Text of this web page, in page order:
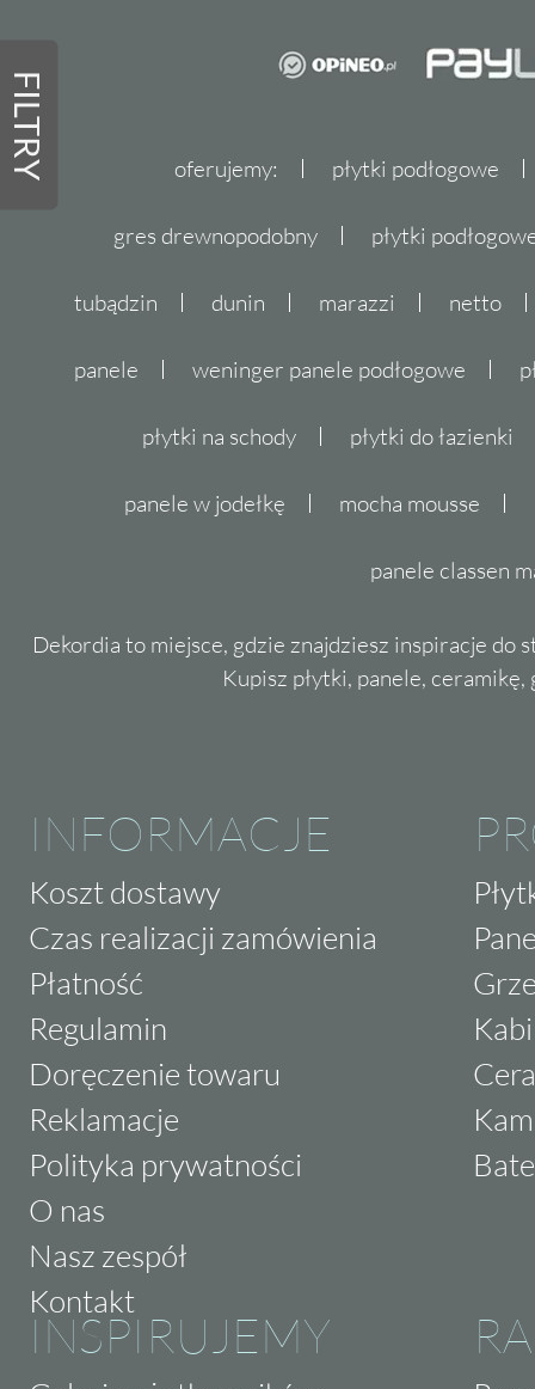
FILTRY oferujemy: płytki podłogowe
gres drewnopodobny płytki
tubądzin dunin marazzi netto
panele weninger panele podłogowe
płytki na schody płytki do łazienki
panele w jodełkę mocha mousse
panele classen
Dekordia to miejsce, gdzie znajdziesz inspiracje do
Kupisz płytki, panele,
INFORMACJE
Koszt dostawy
Czas realizacji zamówienia
Płatność
Regulamin
Doręczenie towaru
Reklamacje
Polityka prywatności
O nas
Nasz zespół
Kontakt
INSPIRUJEMY